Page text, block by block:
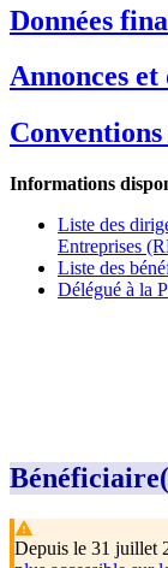
Données
Annonces
Informations
Liste des
Entreprises
Liste des
Délégué à la
Depuis le 31 juillet